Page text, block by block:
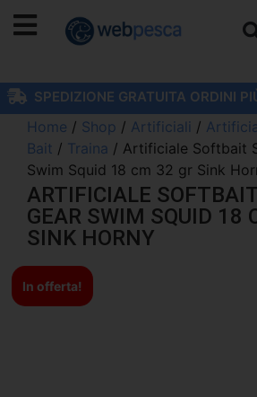
SPEDIZIONE GRATUITA ORDINI
Home / Shop / Artificiali /
Bait / Traina / Artificiale Softbait
Swim Squid 18 cm 32 gr Sink
ARTIFICIALE
GEAR SWIM SQUID 18
SINK HORNY
In offerta!